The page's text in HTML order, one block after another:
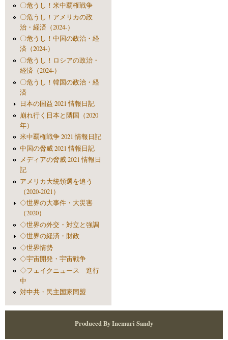
〇危うし！米中覇権戦争
〇危うし！アメリカの政
治・経済（2024-）
〇危うし！中国の政治・経
済（2024-）
〇危うし！ロシアの政治・
経済（2024-）
〇危うし！韓国の政治・経
済
日本の国益 2021 情報日記
崩れ行く日本と隣国（2020
年）
米中覇権戦争 2021 情報日記
中国の脅威 2021 情報日記
メディアの脅威 2021 情報日
記
アメリカ大統領選を追う
（2020-2021）
◇世界の大事件・大災害
（2020）
◇世界の外交・対立と強調
◇世界の経済・財政
◇世界情勢
◇宇宙開発・宇宙戦争
◇フェイクニュース 進行
中
対中共・民主国家同盟
Produced By Inemuri Sandy